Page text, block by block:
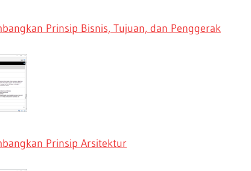
Prinsip Bisnis, Tujuan, dan Penggerak
Prinsip Arsitektur